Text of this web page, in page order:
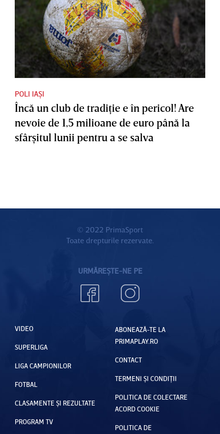
POLI IAȘI
Încă un club de tradiţie e în pericol! Are
nevoie de 1,5 milioane de euro până la
sfârşitul lunii pentru a se salva
© 2022 PrimaSport
Toate drepturile rezervate.
URMĂREȘTE-NE PE
VIDEO
SUPERLIGA
LIGA CAMPIONILOR
FOTBAL
CLASAMENTE ȘI REZULTATE
PROGRAM TV
ABONEAZĂ-TE LA
PRIMAPLAY.RO
CONTACT
TERMENI ȘI CONDIȚII
POLITICA DE COLECTARE
ACORD COOKIE
POLITICA DE